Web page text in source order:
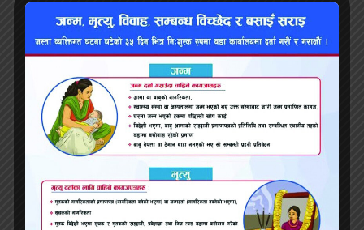
सम्बन्धित समाचार
विशेष अदालतबाट सफाइ पाएका १२४ मुद्दाविरुद्ध
अख्तियारले दियो सर्वोच्चमा पुनरावेदन